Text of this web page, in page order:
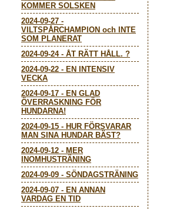
KOMMER SOLSKEN
2024-09-27 -
VILTSPÅRCHAMPION och INTE
SOM PLANERAT
2024-09-24- ÅT RÄTT HÅLL. ?
2024-09-22 - EN INTENSIV
VECKA
2024-09-17 - EN GLAD
ÖVERRASKNING FÖR
HUNDARNA!
2024-09-15 - HUR FÖRSVARAR
MAN SINA HUNDAR BÄST?
2024-09-12 - MER
INOMHUSTRÄNING
2024-09-09 - SÖNDAGSTRÄNING
2024-09-07 - EN ANNAN
VARDAG EN TID